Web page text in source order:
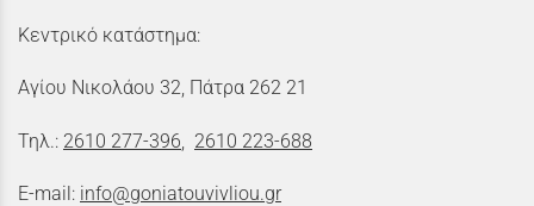
Κεντρικό κατάστημα:
Αγίου Νικολάου 32, Πάτρα 262 21
Τηλ.: 2610 277-396 2610 223-688
E-mail: info@goniatouvivliou.gr